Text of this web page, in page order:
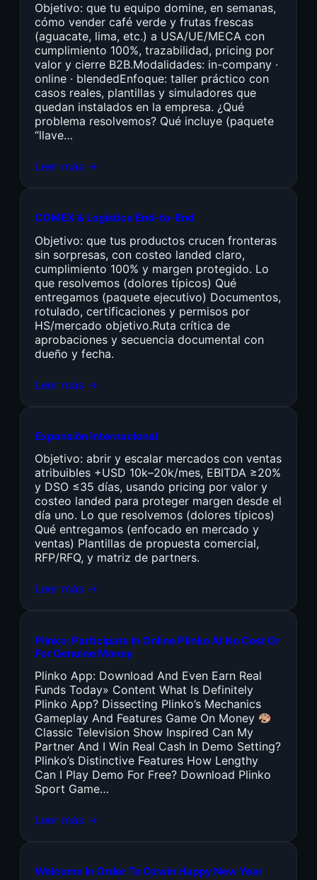
Objetivo: que tu equipo domine, en semanas,
cómo vender café verde y frutas frescas
(aguacate, lima, etc.) a USA/UE/MECA con
cumplimiento 100%, trazabilidad, pricing por
valor y cierre B2B.Modalidades: in-company ·
online · blendedEnfoque: taller práctico con
casos reales, plantillas y simuladores que
quedan instalados en la empresa. ¿Qué
problema resolvemos? Qué incluye (paquete
“llave…
Leer más →
COMEX & Logística End-to-End
Objetivo: que tus productos crucen fronteras
sin sorpresas, con costeo landed claro,
cumplimiento 100% y margen protegido. Lo
que resolvemos (dolores típicos) Qué
entregamos (paquete ejecutivo) Documentos,
rotulado, certificaciones y permisos por
HS/mercado objetivo.Ruta crítica de
aprobaciones y secuencia documental con
dueño y fecha.
Leer más →
Expansión Internacional
Objetivo: abrir y escalar mercados con ventas
atribuibles +USD 10k–20k/mes, EBITDA ≥20%
y DSO ≤35 días, usando pricing por valor y
costeo landed para proteger margen desde el
día uno. Lo que resolvemos (dolores típicos)
Qué entregamos (enfocado en mercado y
ventas) Plantillas de propuesta comercial,
RFP/RFQ, y matriz de partners.
Leer más →
Plinko: Participate In Online Plinko At No Cost Or
For Genuine Money
Plinko App: Download And Even Earn Real
Funds Today» Content What Is Definitely
Plinko App? Dissecting Plinko’s Mechanics
Gameplay And Features Game On Money
Classic Television Show Inspired Can My
Partner And I Win Real Cash In Demo Setting?
Plinko’s Distinctive Features How Lengthy
Can I Play Demo For Free? Download Plinko
Sport Game…
Leer más →
Welcome In Order To Ozwin Happy New Year